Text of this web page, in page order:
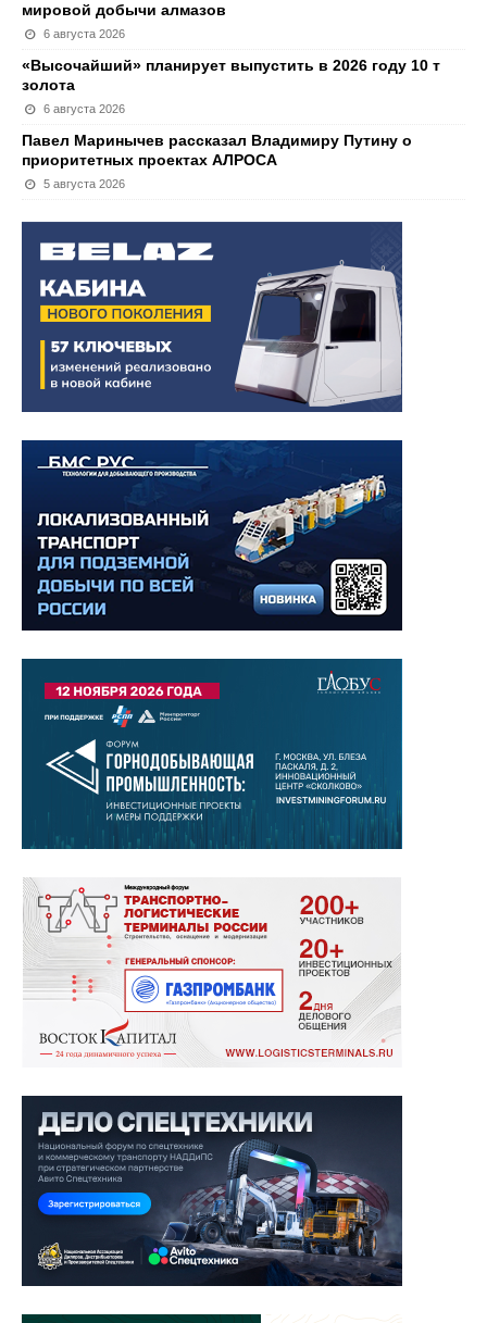
мировой добычи алмазов
6 августа 2026
«Высочайший» планирует выпустить в 2026 году 10 т
золота
6 августа 2026
Павел Маринычев рассказал Владимиру Путину о
приоритетных проектах АЛРОСА
5 августа 2026